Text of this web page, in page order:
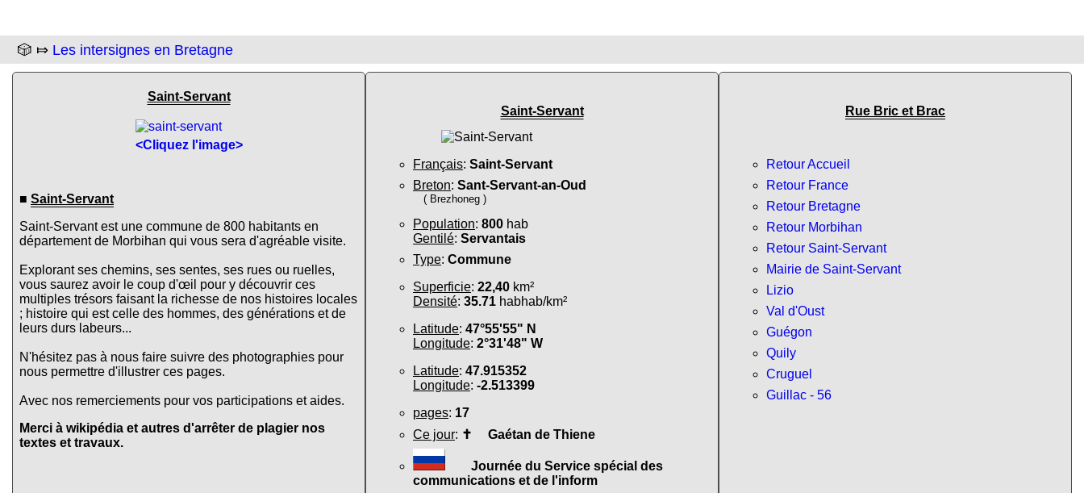
🎲 ⤇ Les intersignes en Bretagne
Saint-Servant
<Cliquez l'image>
■ Saint-Servant
Saint-Servant est une commune de 800 habitants en
département de Morbihan qui vous sera d'agréable visite.
Explorant ses chemins, ses sentes, ses rues ou ruelles,
vous saurez avoir le coup d'œil pour y découvrir ces
multiples trésors faisant la richesse de nos histoires locales
; histoire qui est celle des hommes, des générations et de
leurs durs labeurs...
N'hésitez pas à nous faire suivre des photographies pour
nous permettre d'illustrer ces pages.
Avec nos remerciements pour vos participations et aides.
Merci à wikipédia et autres d'arrêter de plagier nos
textes et travaux.
Saint-Servant
Français: Saint-Servant
Breton: Sant-Servant-an-Oud
( Brezhoneg )
Population: 800 hab
Gentilé: Servantais
Type: Commune
Superficie: 22,40 km²
Densité: 35.71 habhab/km²
Latitude: 47°55'55" N
Longitude: 2°31'48" W
Latitude: 47.915352
Longitude: -2.513399
pages: 17
Ce jour: ✝ Gaétan de Thiene
Journée du Service spécial des
communications et de l'inform
Rue Bric et Brac
Retour Accueil
Retour France
Retour Bretagne
Retour Morbihan
Retour Saint-Servant
Mairie de Saint-Servant
Lizio
Val d'Oust
Guégon
Quily
Cruguel
Guillac - 56